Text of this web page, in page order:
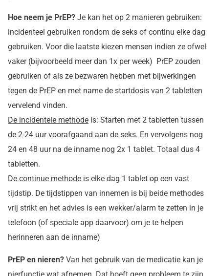
Hoe neem je PrEP? Je kan het op 2 manieren gebruiken:
incidenteel gebruiken rondom de seks of continu elke dag
gebruiken. Voor die laatste kiezen mensen indien ze ofwel
vaker (bijvoorbeeld meer dan 1x per week) PrEP zouden
gebruiken of als ze bezwaren hebben met bijwerkingen
tegen de PrEP en met name de startdosis van 2 tabletten
vervelend vinden.
De incidentele methode is: Starten met 2 tabletten tussen
de 2-24 uur voorafgaand aan de seks. En vervolgens nog
24 en 48 uur na de inname nog 2x 1 tablet. Totaal dus 4
tabletten.
De continue methode is elke dag 1 tablet op een vast
tijdstip. De tijdstippen van innemen is bij beide methodes
vrij strikt en het advies is een wekker/alarm te zetten in je
telefoon (of speciale app daarvoor) om je te helpen
herinneren aan de inname)
PrEP en nieren? Van het gebruik van de medicatie kan je